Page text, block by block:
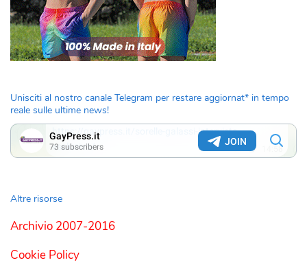
Unisciti al nostro canale Telegram per restare aggiornat* in tempo
reale sulle ultime news!
Altre risorse
Archivio 2007-2016
Cookie Policy